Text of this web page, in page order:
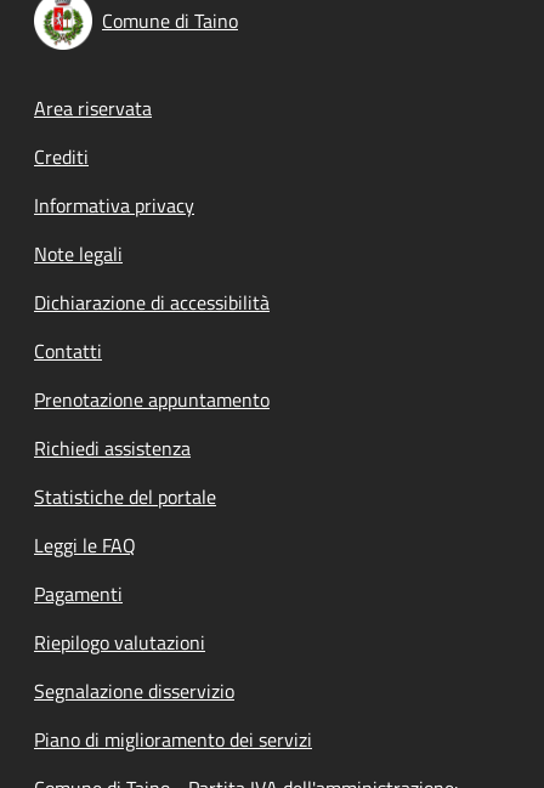
Comune di Taino
Footer menu
Area riservata
Crediti
Informativa privacy
Note legali
Dichiarazione di accessibilità
Contatti
Prenotazione appuntamento
Richiedi assistenza
Statistiche del portale
Leggi le FAQ
Pagamenti
Riepilogo valutazioni
Segnalazione disservizio
Piano di miglioramento dei servizi